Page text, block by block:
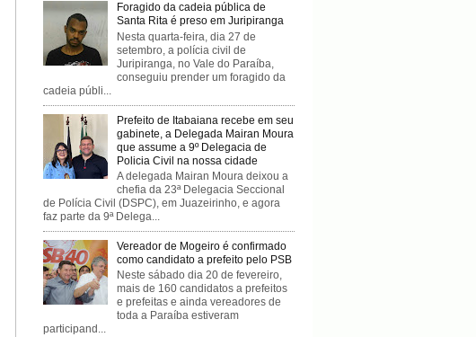
Foragido da cadeia pública de
Santa Rita é preso em Juripiranga
Nesta quarta-feira, dia 27 de
setembro, a polícia civil de
Juripiranga, no Vale do Paraíba,
conseguiu prender um foragido da
cadeia públi...
Prefeito de Itabaiana recebe em seu
gabinete, a Delegada Mairan Moura
que assume a 9º Delegacia de
Policia Civil na nossa cidade
A delegada Mairan Moura deixou a
chefia da 23ª Delegacia Seccional
de Polícia Civil (DSPC), em Juazeirinho, e agora
faz parte da 9ª Delega...
Vereador de Mogeiro é confirmado
como candidato a prefeito pelo PSB
Neste sábado dia 20 de fevereiro,
mais de 160 candidatos a prefeitos
e prefeitas e ainda vereadores de
toda a Paraíba estiveram
participand...